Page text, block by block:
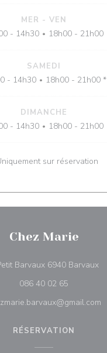
MER -VEN
- 14h30 • 18h00 - 21h00
SAMEDI
- 14h30 • 18h00 - 21h00 *
DIMANCHE
- 14h30 • 18h00 - 21h00
sur réservation
Chez Marie
Barvaux 6940 Barvaux
086 40 02 65
RÉSERVATION